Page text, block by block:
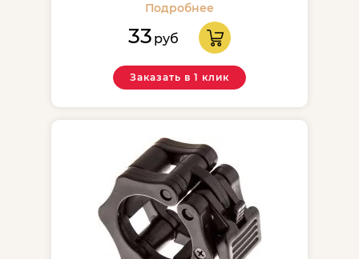
Подробнее
33 руб
Заказать в 1 клик